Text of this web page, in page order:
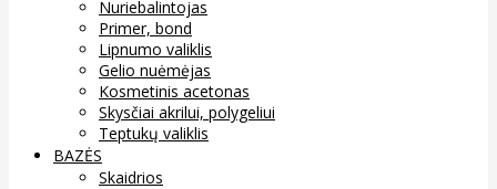
Nuriebalintojas
Primer, bond
Lipnumo valiklis
Gelio nuėmėjas
Kosmetinis acetonas
Skysčiai akrilui, polygeliui
Teptukų valiklis
BAZĖS
Skaidrios